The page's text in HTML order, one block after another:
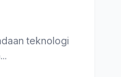
teknologi